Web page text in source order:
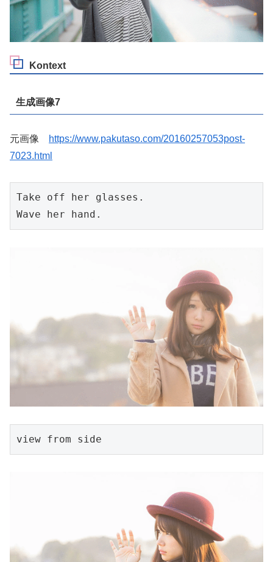
Kontext
生成画像7
元画像
https://www.pakutaso.com/20160257053post-
7023.html
Take off her glasses.
Wave her hand.
view from side